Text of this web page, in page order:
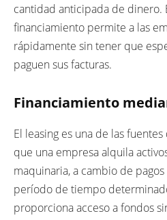
cantidad anticipada de dinero.
financiamiento permite a las
rápidamente sin tener que
paguen sus facturas.
Financiamiento
El leasing es una de las
que una empresa alquila
maquinaria, a cambio de
período de tiempo
proporciona acceso a fondos